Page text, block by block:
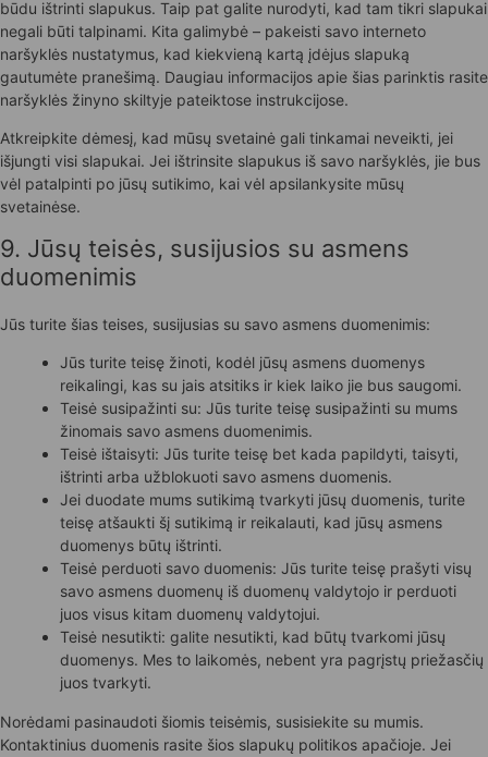
būdu ištrinti slapukus. Taip pat galite nurodyti, kad tam tikri slapukai
negali būti talpinami. Kita galimybė – pakeisti savo interneto
naršyklės nustatymus, kad kiekvieną kartą įdėjus slapuką
gautumėte pranešimą. Daugiau informacijos apie šias parinktis rasite
naršyklės žinyno skiltyje pateiktose instrukcijose.
Atkreipkite dėmesį, kad mūsų svetainė gali tinkamai neveikti, jei
išjungti visi slapukai. Jei ištrinsite slapukus iš savo naršyklės, jie bus
vėl patalpinti po jūsų sutikimo, kai vėl apsilankysite mūsų
svetainėse.
9. Jūsų teisės, susijusios su asmens
duomenimis
Jūs turite šias teises, susijusias su savo asmens duomenimis:
Jūs turite teisę žinoti, kodėl jūsų asmens duomenys
reikalingi, kas su jais atsitiks ir kiek laiko jie bus saugomi.
Teisė susipažinti su: Jūs turite teisę susipažinti su mums
žinomais savo asmens duomenimis.
Teisė ištaisyti: Jūs turite teisę bet kada papildyti, taisyti,
ištrinti arba užblokuoti savo asmens duomenis.
Jei duodate mums sutikimą tvarkyti jūsų duomenis, turite
teisę atšaukti šį sutikimą ir reikalauti, kad jūsų asmens
duomenys būtų ištrinti.
Teisė perduoti savo duomenis: Jūs turite teisę prašyti visų
savo asmens duomenų iš duomenų valdytojo ir perduoti
juos visus kitam duomenų valdytojui.
Teisė nesutikti: galite nesutikti, kad būtų tvarkomi jūsų
duomenys. Mes to laikomės, nebent yra pagrįstų priežasčių
juos tvarkyti.
Norėdami pasinaudoti šiomis teisėmis, susisiekite su mumis.
Kontaktinius duomenis rasite šios slapukų politikos apačioje. Jei